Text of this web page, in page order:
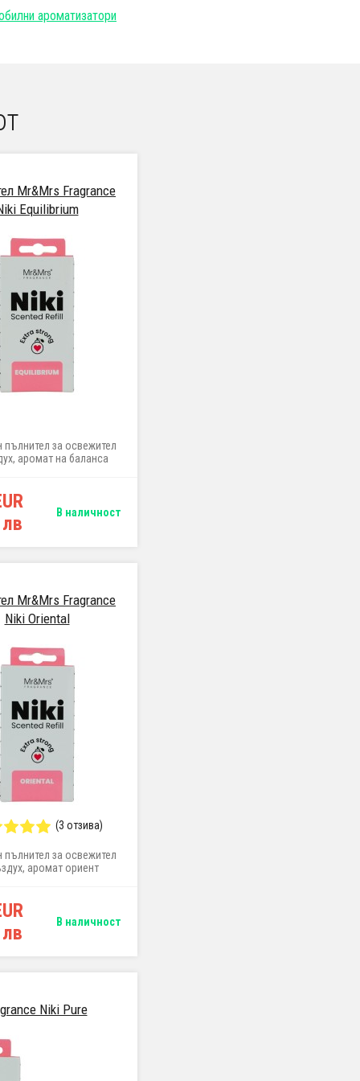
ароматизатори
Mr&Mrs Fragrance
Equilibrium
пълнител за освежител
аромат на баланса
В наличност
Mr&Mrs Fragrance
Niki Oriental
(3 отзива)
пълнител за освежител
аромат ориент
В наличност
Niki Pure